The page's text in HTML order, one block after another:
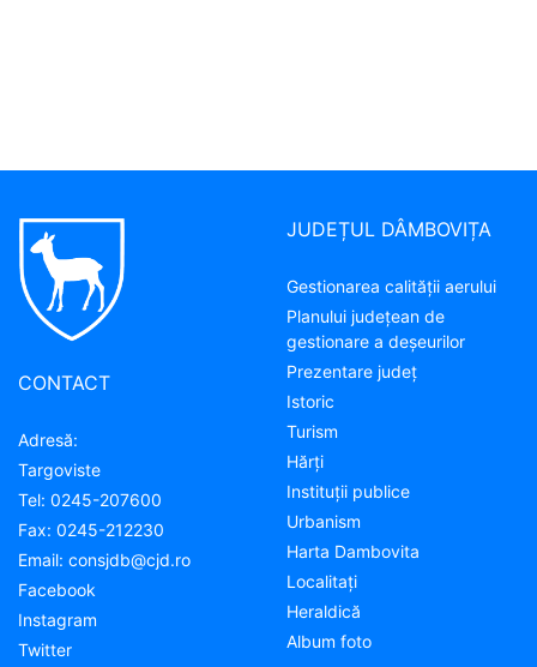
CONTACT
Adresă:
Targoviste
Tel: 0245-207600
Fax: 0245-212230
Email: consjdb@cjd.ro
Facebook
Instagram
Twitter
JUDEȚUL DÂMBOVIȚA
Gestionarea calității aerului
Planului județean de
gestionare a deșeurilor
Prezentare judeţ
Istoric
Turism
Hărţi
Instituţii publice
Urbanism
Harta Dambovita
Localitaţi
Heraldică
Album foto